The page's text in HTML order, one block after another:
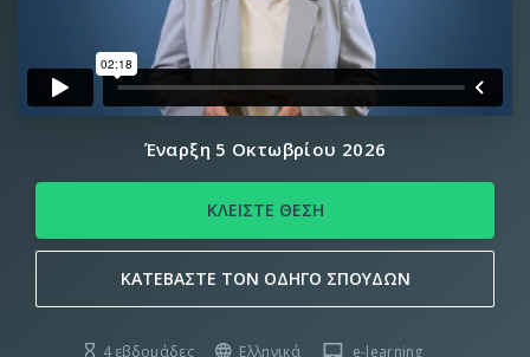
Έναρξη 5 Οκτωβρίου 2026
ΚΛΕΙΣΤΕ ΘΕΣΗ
ΚΑΤΕΒΑΣΤΕ ΤΟΝ ΟΔΗΓΟ ΣΠΟΥΔΩΝ
4 εβδομάδες Ελληνικά e-learning